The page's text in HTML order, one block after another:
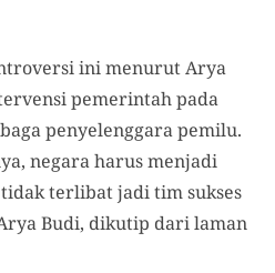
ini menurut Arya
pemerintah pada
penyelenggara pemilu.
negara harus menjadi
terlibat jadi tim sukses
Budi, dikutip dari laman